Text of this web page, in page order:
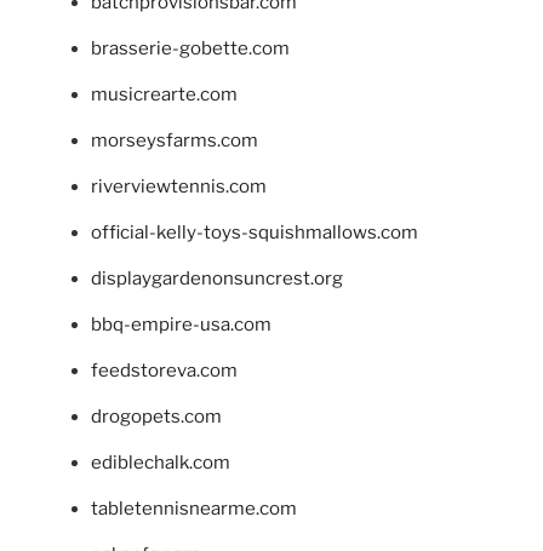
brasserie-gobette.com
musicrearte.com
morseysfarms.com
riverviewtennis.com
official-kelly-toys-squishmallows.com
displaygardenonsuncrest.org
bbq-empire-usa.com
feedstoreva.com
drogopets.com
ediblechalk.com
tabletennisnearme.com